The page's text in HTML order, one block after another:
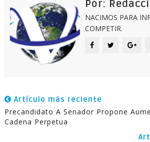
Por:
NACIMOS PARA
COMPETIR.
Artículo más reciente
Precandidato A Senador Propone
Cadena Perpetua